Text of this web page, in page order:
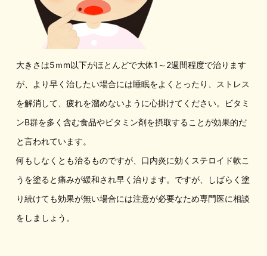
大きさは5ｍm以下がほとんどで大体1～2週間程度で治ります
が、より早く治したい場合には睡眠をよくとったり、ストレス
を解消して、疲れを溜めないように心掛けてください。ビタミ
ンB群を多く含む食品やビタミン剤を摂取することが効果的だ
と言われています。
何もしなくとも治るものですが、口内炎に効くステロイド軟こ
うを塗ると痛みが緩和され早く治ります。ですが、しばらく塗
り続けても効果が無い場合には注意が必要なため専門医に相談
をしましょう。